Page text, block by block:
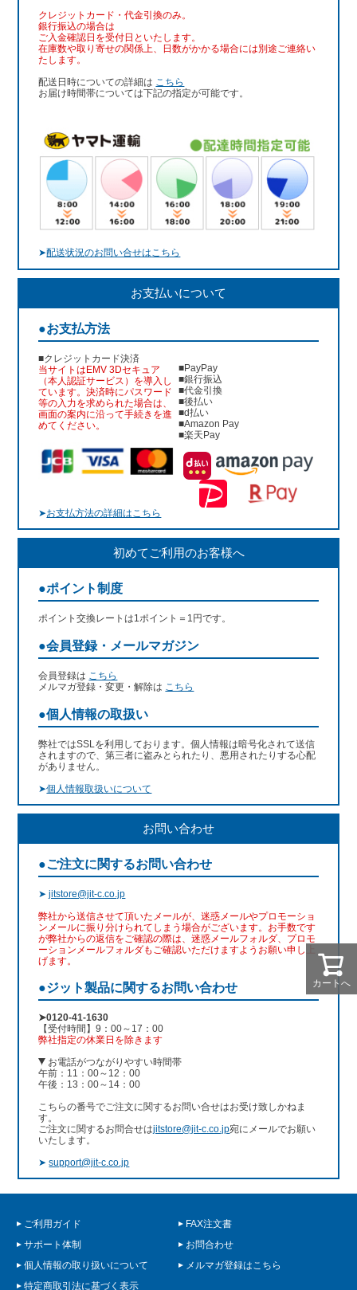
カートへ
クレジットカード・代金引換のみ。
銀行振込の場合は
ご入金確認日を受付日といたします。
在庫数や取り寄せの関係上、日数がかかる場合には別途ご連絡い
たします。
配送日時についての詳細は こちら
お届け時間帯については下記の指定が可能です。
➤配送状況のお問い合せはこちら
お支払いについて
●お支払方法
■クレジットカード決済
当サイトはEMV 3Dセキュア
（本人認証サービス）を導入し
ています。決済時にパスワード
等の入力を求められた場合は、
画面の案内に沿って手続きを進
めてください。
■PayPay
■銀行振込
■代金引換
■後払い
■d払い
■Amazon Pay
■楽天Pay
➤お支払方法の詳細はこちら
初めてご利用のお客様へ
●ポイント制度
ポイント交換レートは1ポイント＝1円です。
●会員登録・メールマガジン
会員登録は こちら
メルマガ登録・変更・解除は こちら
●個人情報の取扱い
弊社ではSSLを利用しております。個人情報は暗号化されて送信
されますので、第三者に盗みとられたり、悪用されたりする心配
がありません。
➤個人情報取扱いについて
お問い合わせ
●ご注文に関するお問い合わせ
➤jitstore@jit-c.co.jp
弊社から送信させて頂いたメールが、迷惑メールやプロモーショ
ンメールに振り分けられてしまう場合がございます。お手数です
が弊社からの返信をご確認の際は、迷惑メールフォルダ、プロモ
ーションメールフォルダもご確認いただけますようお願い申し上
げます。
●ジット製品に関するお問い合わせ
➤0120-41-1630
【受付時間】9：00～17：00
弊社指定の休業日を除きます
お電話がつながりやすい時間帯
午前：11：00～12：00
午後：13：00～14：00
こちらの番号でご注文に関するお問い合せはお受け致しかねま
す。
ご注文に関するお問合せはjitstore@jit-c.co.jp宛にメールでお願い
いたします。
➤support@jit-c.co.jp
ご利用ガイド
FAX注文書
サポート体制
お問合わせ
個人情報の取り扱いについて
メルマガ登録はこちら
特定商取引法に基づく表示